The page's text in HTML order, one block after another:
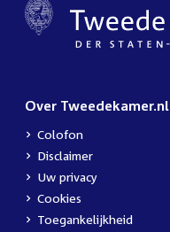
Over Tweedekamer.nl
Colofon
Disclaimer
Uw privacy
Cookies
Toegankelijkheid